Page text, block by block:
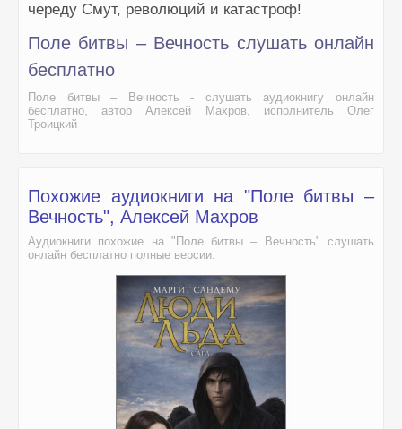
череду Смут, революций и катастроф!
Поле битвы – Вечность слушать онлайн
бесплатно
Поле битвы – Вечность - слушать аудиокнигу онлайн
бесплатно, автор Алексей Махров, исполнитель Олег
Троицкий
Похожие аудиокниги на "Поле битвы –
Вечность", Алексей Махров
Аудиокниги похожие на "Поле битвы – Вечность" слушать
онлайн бесплатно полные версии.